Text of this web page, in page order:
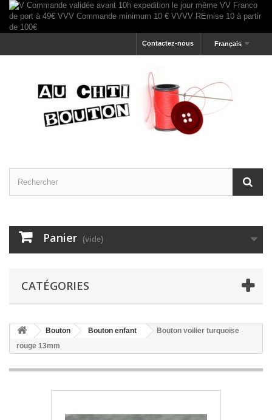
Français
Contactez-nous
Panier (vide)
CATÉGORIES
Bouton Bouton enfant
Bouton voilier turquoise
rouge 13mm